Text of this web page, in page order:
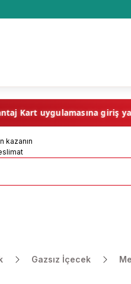
Avantaj Kart uygulamasına
kazanın
Gazsız İçecek